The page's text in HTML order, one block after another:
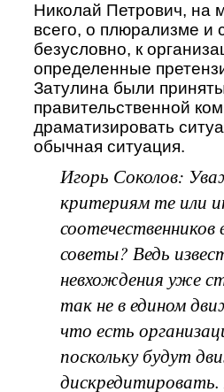
Николай Петрович, на
всего, о плюрализме и
безусловно, к
определенные
Затулина были
правительственной
драматизировать
обычная ситуация.
Игорь Соколов:
критериям те или
советы? Ведь
невхождения уже
так не в едином
что есть
поскольку будут